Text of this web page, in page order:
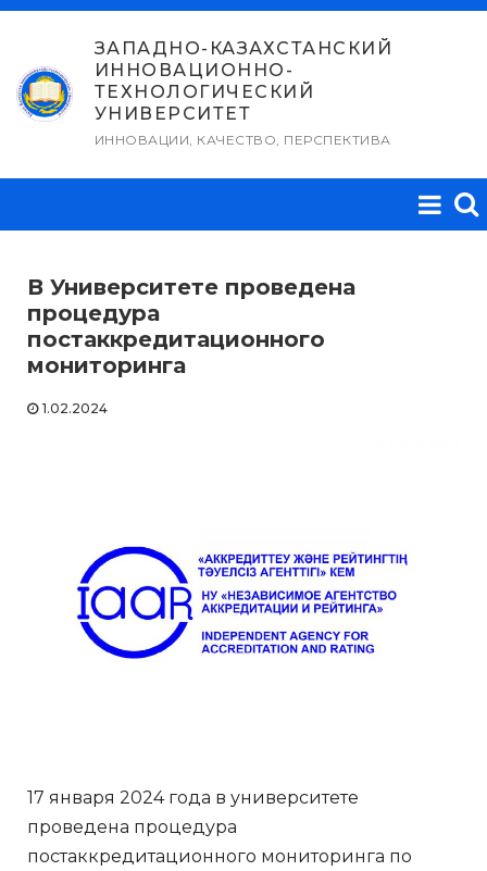
Перейти
содержимому
ЗАПАДНО-КАЗАХСТАНСКИЙ
ИННОВАЦИОННО-
ТЕХНОЛОГИЧЕСКИЙ
УНИВЕРСИТЕТ
ИННОВАЦИИ, КАЧЕСТВО, ПЕРСПЕКТИВА
В Университете проведена
процедура
постаккредитационного
мониторинга
1.02.2024
17 января 2024 года в университете
проведена процедура
постаккредитационного мониторинга по